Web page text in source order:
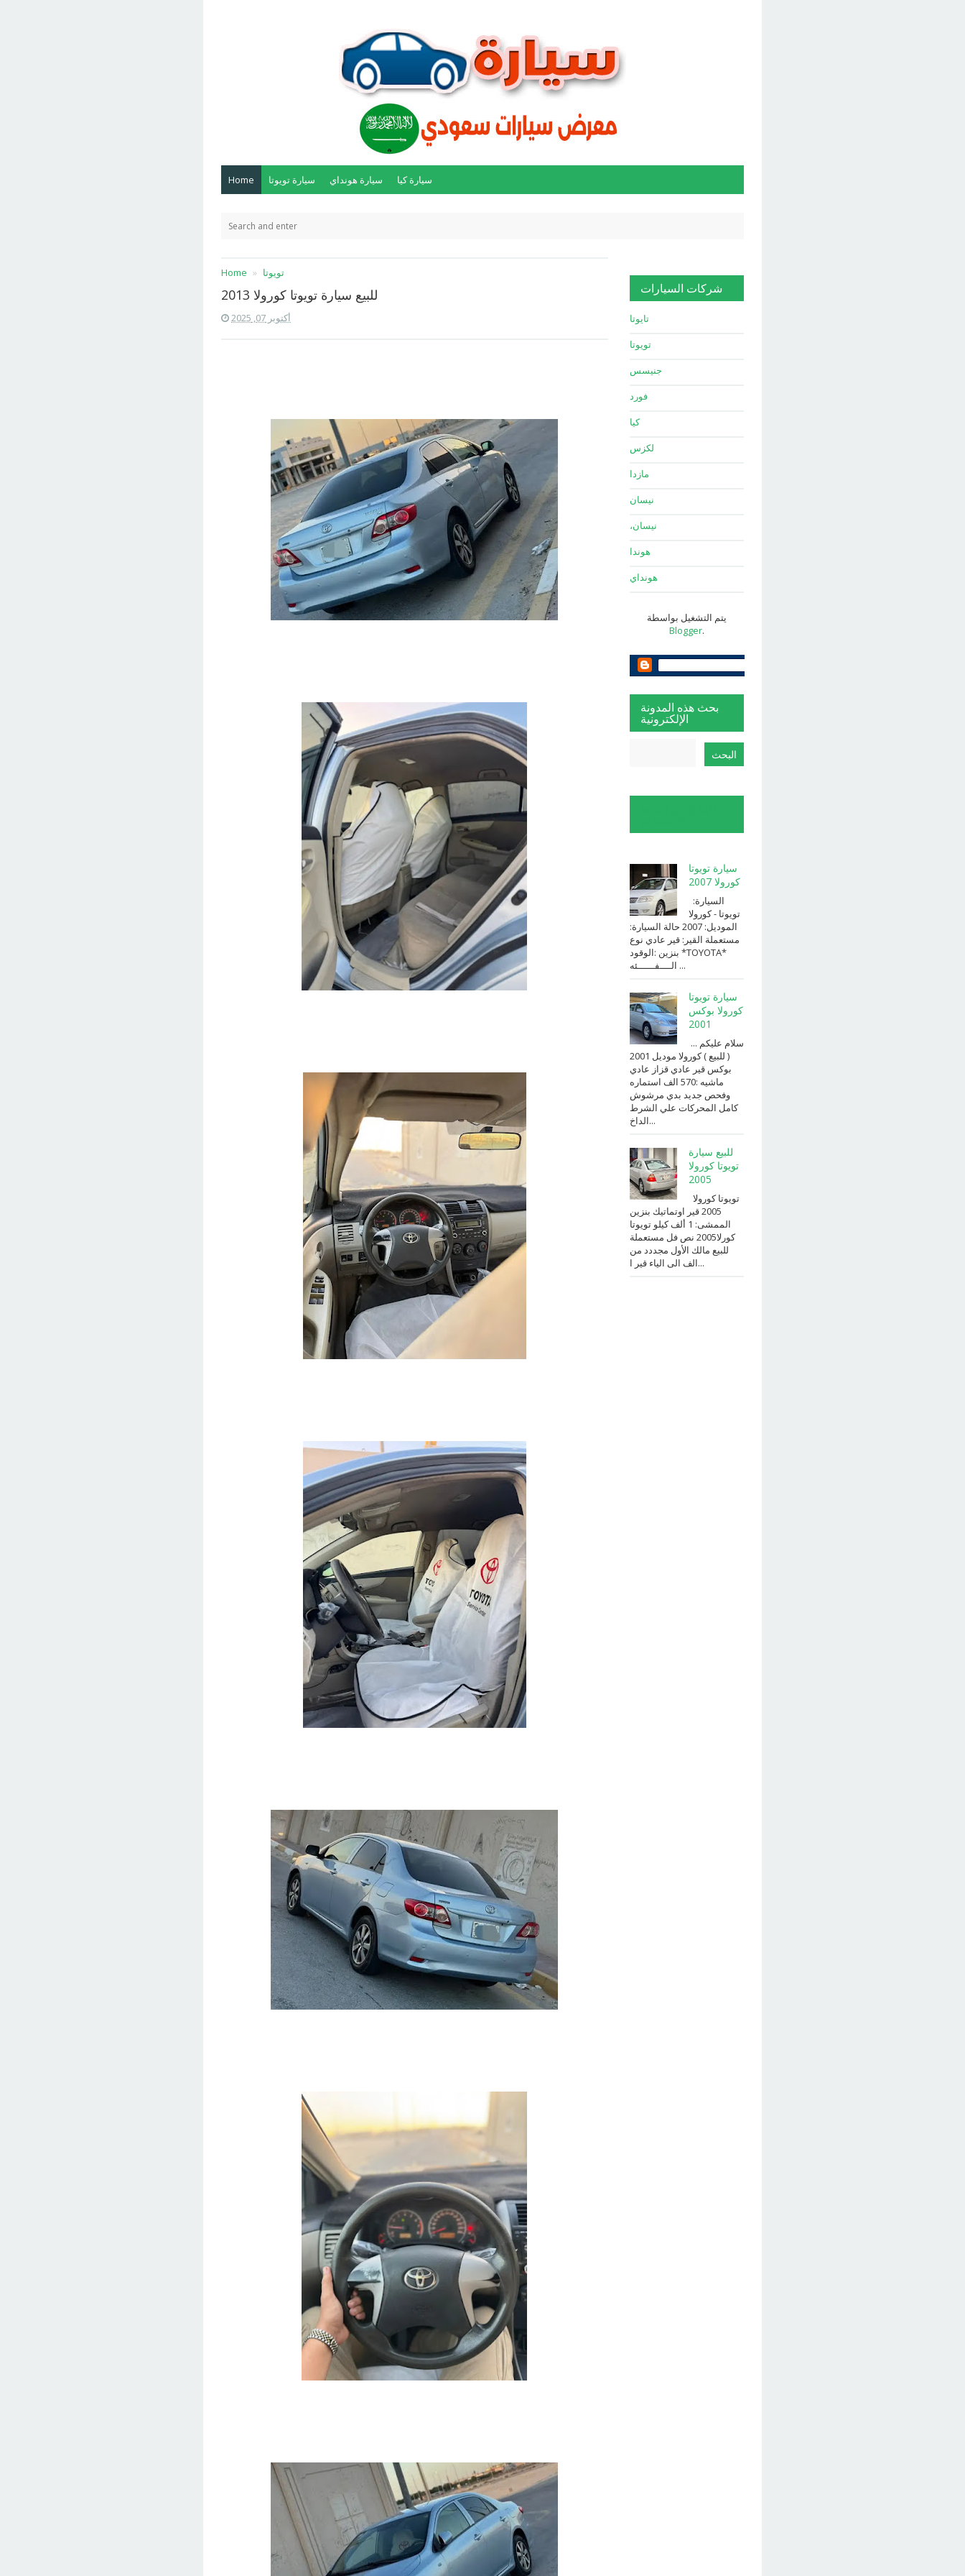
Home سيارة تويوتا سيارة هونداي سيارة كيا
Home تويوتا
للبيع سيارة تويوتا كورولا 2013
أكتوبر 07, 2025
شركات السيارات
تايوتا
تويوتا
جنيسس
فورد
كيا
لكزس
مازدا
نيسان
نيسان،
هوندا
هونداي
يتم التشغيل بواسطة
Blogger.
بحث هذه المدونة
الإلكترونية
سيارة تويوتا
كورولا 2007
⁨تويوتا⁩ - ⁨كورولا⁩
الموديل: ⁨2007⁩ حالة السيارة:
⁨مستعملة⁩ القير: ⁨قير عادي⁩ نوع
الوقود: ⁨بنزين⁩ *TOYOTA*
الــــفــــــئه ...
سيارة تويوتا
كورولا بوكس
2001
سلام عليكم ...
( للبيع ) كورولا موديل 2001
بوكس قير عادي قزاز عادي
ماشيه :570 الف استماره
وفحص جديد بدي مرشوش
كامل المحركات علي الشرط
الداخ...
للبيع سيارة
تويوتا كورولا
2005
2005 قير اوتماتيك بنزين
الممشى: 1 ألف كيلو تويوتا
كورلا2005 نص فل مستعملة
للبيع مالك الأول مجددد من
الف الى الياء قير ا...